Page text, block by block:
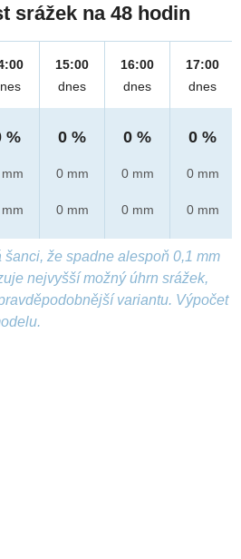
srážek na 48 hodin
%
15:00
dnes
0 %
0 mm
0 mm
16:00
dnes
0 %
0 mm
0 mm
17:00
dnes
0 %
0 mm
0 mm
že spadne alespoň 0,1 mm
nejvyšší možný úhrn srážek,
variantu. Výpočet